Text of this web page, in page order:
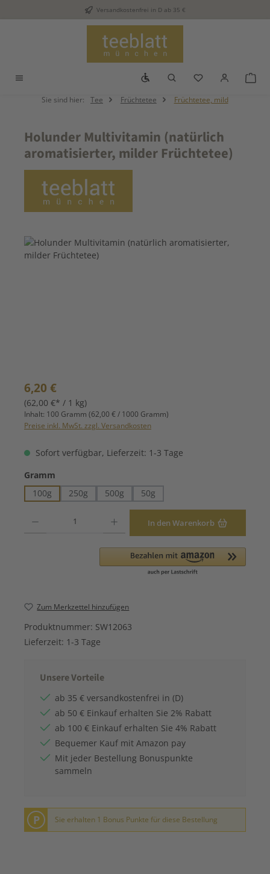
Zum Hauptinhalt springenVersandkostenfrei in D ab 35 €
Werkzeugleiste anzeigen
Du hast 0
Sie sind hier: Tee Früchtetee Früchtetee, mild
Holunder Multivitamin (natürlich
aromatisierter, milder Früchtetee)
Bildergalerie überspringen
Regulärer Preis:
6,20 €
(62,00 €* / 1 kg)
Inhalt: 100 Gramm (62,00 € / 1000 Gramm)
Preise inkl. MwSt. zzgl. Versandkosten
Sofort verfügbar, Lieferzeit: 1-3 Tage
Gramm
100g
250g 500g 50g
In den Warenkorb
Zum Merkzettel hinzufügen
Produktnummer: SW12063
Lieferzeit: 1-3 Tage
Unsere Vorteile
ab 35 € versandkostenfrei in (D)
ab 50 € Einkauf erhalten Sie 2% Rabatt
ab 100 € Einkauf erhalten Sie 4% Rabatt
Bequemer Kauf mit Amazon pay
Mit jeder Bestellung Bonuspunkte
sammeln
P Sie erhalten 1 Bonus Punkte für diese Bestellung